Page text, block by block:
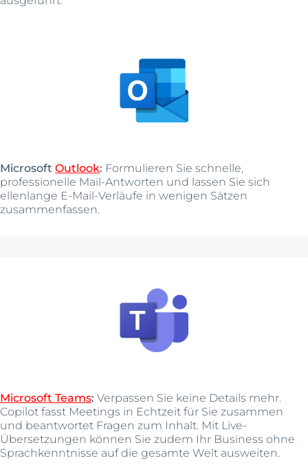
Microsoft Outlook: Formulieren Sie schnelle,
professionelle Mail-Antworten und lassen Sie sich
ellenlange E-Mail-Verläufe in wenigen Sätzen
zusammenfassen.
Microsoft Teams: Verpassen Sie keine Details mehr.
Copilot fasst Meetings in Echtzeit für Sie zusammen
und beantwortet Fragen zum Inhalt. Mit Live-
Übersetzungen können Sie zudem Ihr Business ohne
Sprachkenntnisse auf die gesamte Welt ausweiten.